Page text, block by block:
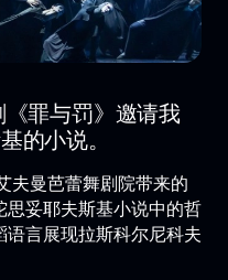
罪与罚》邀请我
的小说。
夫曼芭蕾舞剧院带来的
妥耶夫斯基小说中的哲
言展现拉斯科尔尼科夫